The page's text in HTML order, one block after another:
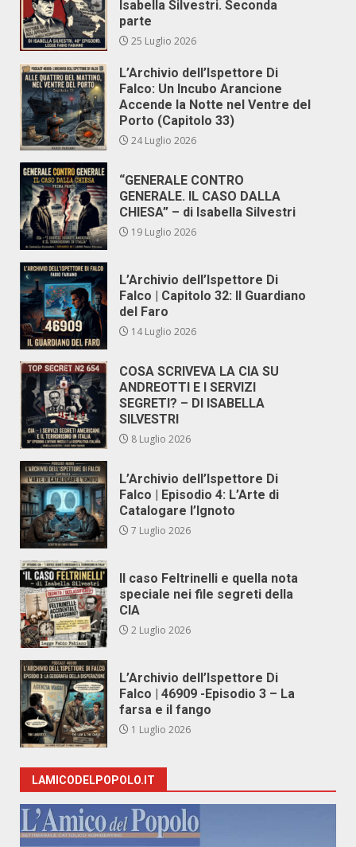
Isabella Silvestri. Seconda
parte
25 Luglio 2026
L’Archivio dell’Ispettore Di
Falco: Un Incubo Arancione
Accende la Notte nel Ventre del
Porto (Capitolo 33)
24 Luglio 2026
“GENERALE CONTRO
GENERALE. IL CASO DALLA
CHIESA” – di Isabella Silvestri
19 Luglio 2026
L’Archivio dell’Ispettore Di
Falco | Capitolo 32: Il Guardiano
del Faro
14 Luglio 2026
COSA SCRIVEVA LA CIA SU
ANDREOTTI E I SERVIZI
SEGRETI? – DI ISABELLA
SILVESTRI
8 Luglio 2026
L’Archivio dell’Ispettore Di
Falco | Episodio 4: L’Arte di
Catalogare l’Ignoto
7 Luglio 2026
Il caso Feltrinelli e quella nota
speciale nei file segreti della
CIA
2 Luglio 2026
L’Archivio dell’Ispettore Di
Falco | 46909 -Episodio 3 – La
farsa e il fango
1 Luglio 2026
LAMICODELPOPOLO.IT